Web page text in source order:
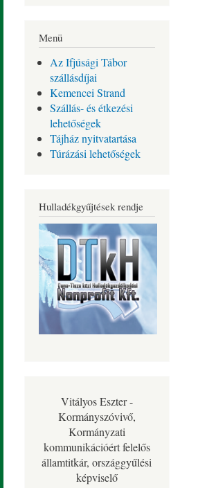
Menü
Az Ifjúsági Tábor
szállásdíjai
Kemencei Strand
Szállás- és étkezési
lehetőségek
Tájház nyitvatartása
Túrázási lehetőségek
Hulladékgyűjtések rendje
Vitályos Eszter -
Kormányszóvivő,
Kormányzati
kommunikációért felelős
államtitkár, országgyűlési
képviselő